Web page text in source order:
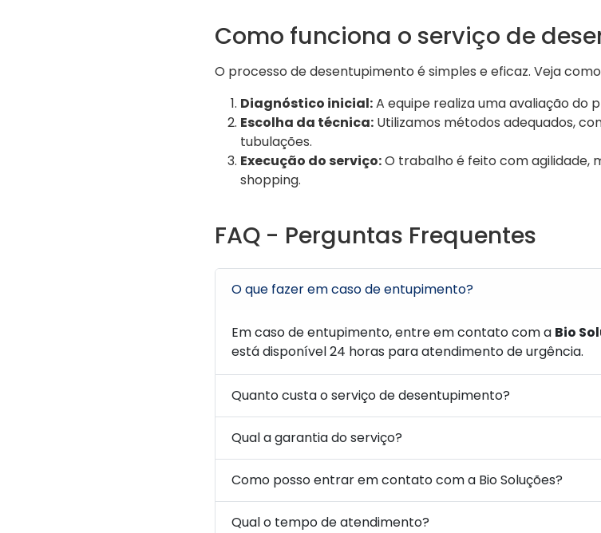
Como funciona o serviço de
O processo de desentupimento é simples e eficaz. Veja
Diagnóstico inicial:A equipe realiza uma avaliação do
Escolha da técnica:Utilizamos métodos adequados,
tubulações.
Execução do serviço:O trabalho é feito com agilidade,
shopping.
FAQ - Perguntas Frequentes
O que fazer em caso de entupimento?
Em caso de entupimento, entre em contato com a Bio
está disponível 24 horas para atendimento de urgência.
Quanto custa o serviço de desentupimento?
Qual a garantia do serviço?
Como posso entrar em contato com a Bio Soluções?
Qual o tempo de atendimento?